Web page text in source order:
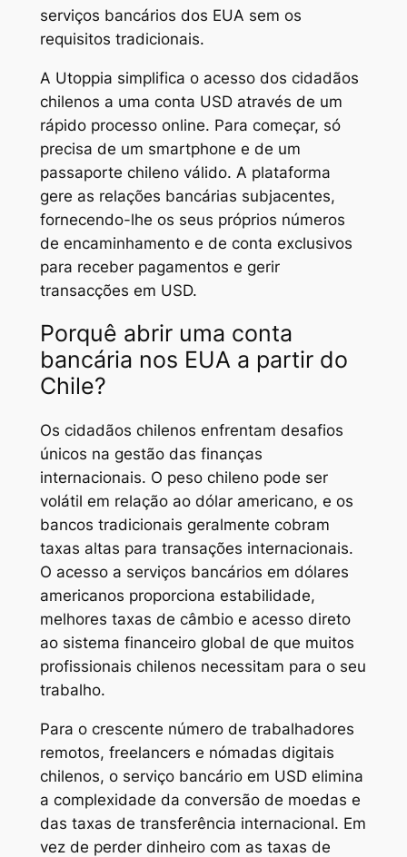
serviços bancários dos EUA sem os
requisitos tradicionais.
A Utoppia simplifica o acesso dos cidadãos
chilenos a uma conta USD através de um
rápido processo online. Para começar, só
precisa de um smartphone e de um
passaporte chileno válido. A plataforma
gere as relações bancárias subjacentes,
fornecendo-lhe os seus próprios números
de encaminhamento e de conta exclusivos
para receber pagamentos e gerir
transacções em USD.
Porquê abrir uma conta
bancária nos EUA a partir do
Chile?
Os cidadãos chilenos enfrentam desafios
únicos na gestão das finanças
internacionais. O peso chileno pode ser
volátil em relação ao dólar americano, e os
bancos tradicionais geralmente cobram
taxas altas para transações internacionais.
O acesso a serviços bancários em dólares
americanos proporciona estabilidade,
melhores taxas de câmbio e acesso direto
ao sistema financeiro global de que muitos
profissionais chilenos necessitam para o seu
trabalho.
Para o crescente número de trabalhadores
remotos, freelancers e nómadas digitais
chilenos, o serviço bancário em USD elimina
a complexidade da conversão de moedas e
das taxas de transferência internacional. Em
vez de perder dinheiro com as taxas de